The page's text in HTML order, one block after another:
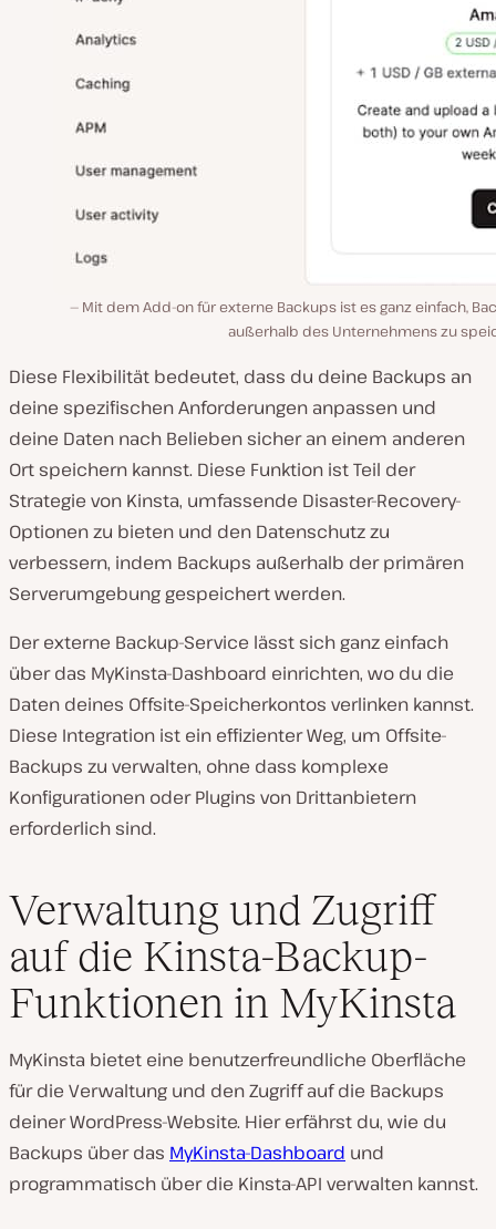
Mit dem Add-on für externe Backups ist es ganz einfach,
außerhalb des Unternehmens zu
Diese Flexibilität bedeutet, dass du deine Backups an
deine spezifischen Anforderungen anpassen und
deine Daten nach Belieben sicher an einem anderen
Ort speichern kannst. Diese Funktion ist Teil der
Strategie von Kinsta, umfassende Disaster-Recovery-
Optionen zu bieten und den Datenschutz zu
verbessern, indem Backups außerhalb der primären
Serverumgebung gespeichert werden.
Der externe Backup-Service lässt sich ganz einfach
über das MyKinsta-Dashboard einrichten, wo du die
Daten deines Offsite-Speicherkontos verlinken kannst.
Diese Integration ist ein effizienter Weg, um Offsite-
Backups zu verwalten, ohne dass komplexe
Konfigurationen oder Plugins von Drittanbietern
erforderlich sind.
Verwaltung und Zugriff
auf die Kinsta-Backup-
Funktionen in MyKinsta
MyKinsta bietet eine benutzerfreundliche Oberfläche
für die Verwaltung und den Zugriff auf die Backups
deiner WordPress-Website. Hier erfährst du, wie du
Backups über das MyKinsta-Dashboard und
programmatisch über die Kinsta-API verwalten kannst.